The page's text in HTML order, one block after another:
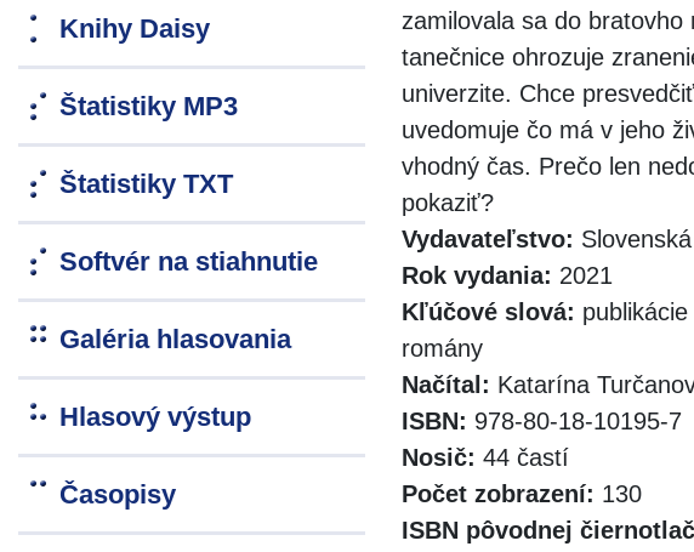
Knihy Daisy
Štatistiky MP3
Štatistiky TXT
Softvér na stiahnutie
Galéria hlasovania
Hlasový výstup
Časopisy
zamilovala sa do
tanečnice ohrozuje
univerzite. Chce
uvedomuje čo má v jeho
vhodný čas. Prečo len
pokaziť?
Vydavateľstvo:
Rok vydania: 2021
Kľúčové slová:
romány
Načítal: Katarína
ISBN: 978-80-18-10195-7
Nosič: 44 častí
Počet zobrazení: 130
ISBN pôvodnej